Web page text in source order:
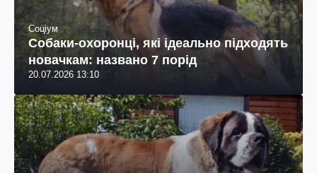
Соціум
Собаки-охоронці, які ідеально підходять
новачкам: названо 7 порід
20.07.2026 13:10